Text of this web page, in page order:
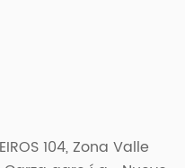
104, Zona Valle